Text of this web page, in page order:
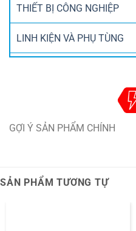
THIẾT BỊ CÔNG NGHIỆP
LINH KIỆN VÀ PHỤ TÙNG
GỢI Ý SẢN PHẨM CHÍNH
SẢN PHẨM TƯƠNG TỰ